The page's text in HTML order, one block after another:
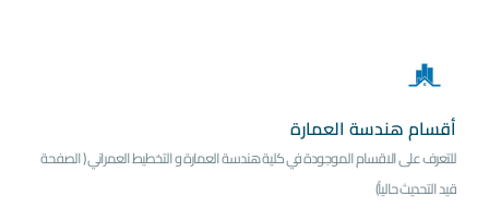
أقسام هندسة العمارة
للتعرف على الاقسام الموجودة في كلية هندسة العمارة و التخطيط العمراني ( الصفحة
قيد التحديث حالياً)